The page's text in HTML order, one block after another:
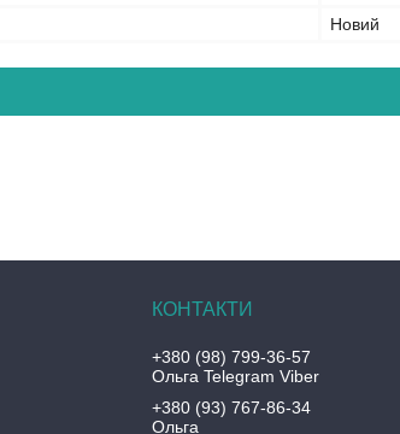
Новий
+380 (98) 799-36-57
Ольга Telegram Viber
+380 (93) 767-86-34
Ольга